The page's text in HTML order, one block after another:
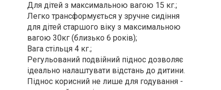
Для дітей з максимальною вагою 15 кг.;
Легко трансформується у зручне сидіння
для дітей старшого віку з максимальною
вагою 30кг (близько 6 років);
Вага стільця 4 кг.;
Регульований подвійний піднос дозволяє
ідеально налаштувати відстань до дитини.
Піднос корисний не лише для годування -